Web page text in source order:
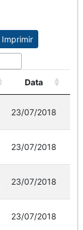
Imprimir
Data
23/07/2018
23/07/2018
23/07/2018
23/07/2018